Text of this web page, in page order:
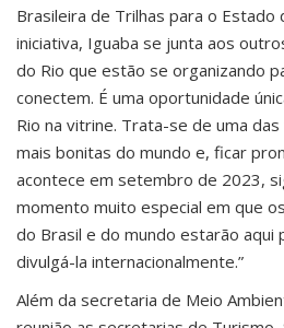
Brasileira de Trilhas para o Estado
iniciativa, Iguaba se junta aos
do Rio que estão se organizando
conectem. É uma oportunidade
Rio na vitrine. Trata-se de uma
mais bonitas do mundo e, ficar
acontece em setembro de 2023,
momento muito especial em que
do Brasil e do mundo estarão aqui
divulgá-la internacionalmente.”
Além da secretaria de Meio